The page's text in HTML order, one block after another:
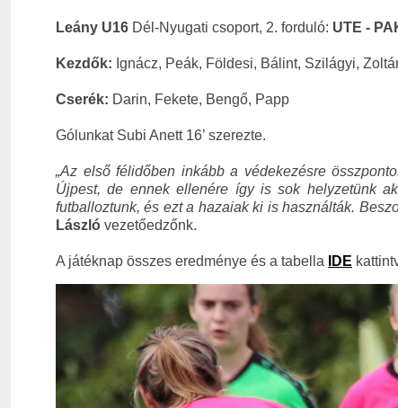
Leány U16 Dél-Nyugati csoport, 2. forduló: UTE -
Kezdők: Ignácz, Peák, Földesi, Bálint, Szilágyi,
Cserék: Darin, Fekete, Bengő, Papp
Gólunkat Subi Anett 16’ szerezte.
„Az első félidőben inkább a védekezésre
Újpest, de ennek ellenére így is sok helyzetünk
futballoztunk, és ezt a hazaiak ki is használták.
László vezetőedzőnk.
A játéknap összes eredménye és a tabella IDE